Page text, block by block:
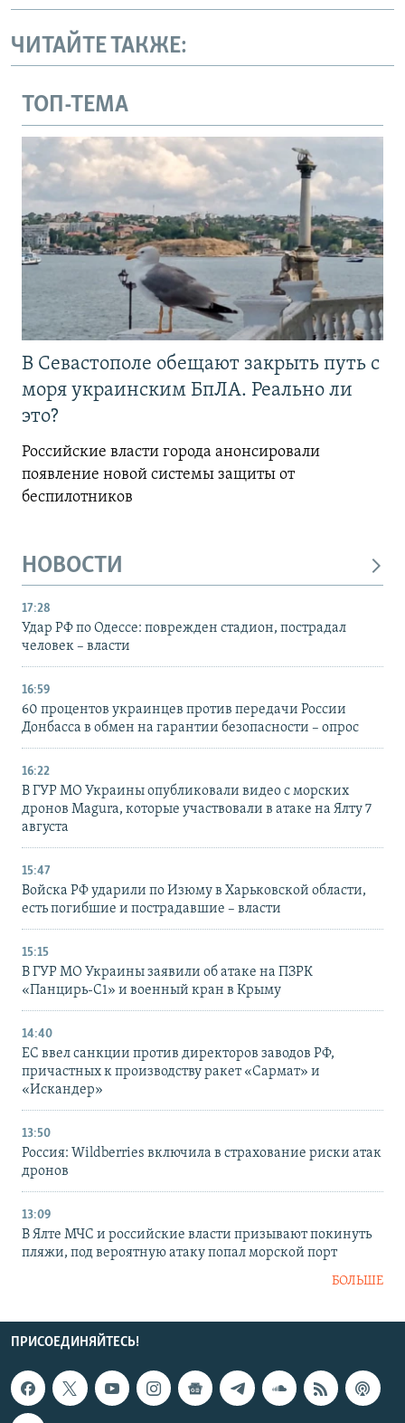
ЧИТАЙТЕ ТАКЖЕ:
ТОП-ТЕМА
В Севастополе обещают закрыть путь с
моря украинским БпЛА. Реально ли
это?
Российские власти города анонсировали
появление новой системы защиты от
беспилотников
НОВОСТИ
17:28
Удар РФ по Одессе: поврежден стадион, пострадал
человек – власти
16:59
60 процентов украинцев против передачи России
Донбасса в обмен на гарантии безопасности – опрос
16:22
В ГУР МО Украины опубликовали видео с морских
дронов Magura, которые участвовали в атаке на Ялту 7
августа
15:47
Войска РФ ударили по Изюму в Харьковской области,
есть погибшие и пострадавшие – власти
15:15
В ГУР МО Украины заявили об атаке на ПЗРК
«Панцирь-С1» и военный кран в Крыму
14:40
ЕС ввел санкции против директоров заводов РФ,
причастных к производству ракет «Сармат» и
«Искандер»
13:50
Россия: Wildberries включила в страхование риски атак
дронов
13:09
В Ялте МЧС и российские власти призывают покинуть
пляжи, под вероятную атаку попал морской порт
БОЛЬШЕ
ПРИСОЕДИНЯЙТЕСЬ!